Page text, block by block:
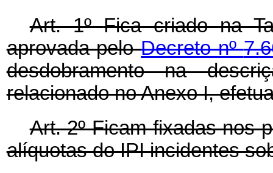
Art. 1ºFica criado na
aprovada peloDecreto nº
desdobramento na
relacionado no Anexo I,
Art. 2ºFicam fixadas nos
alíquotas do IPI incidentes